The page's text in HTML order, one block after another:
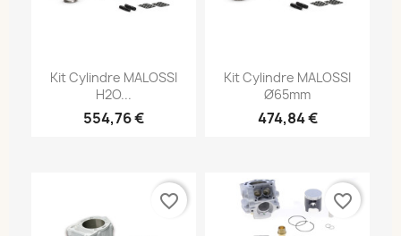
Kit Cylindre MALOSSI
H2O...
554,76 €
Kit Cylindre MALOSSI
Ø65mm
474,84 €
favorite_border favorite_border